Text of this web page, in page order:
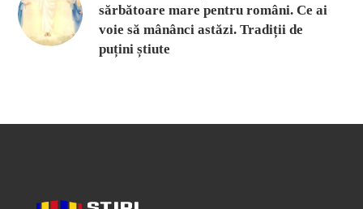
sărbătoare mare pentru români. Ce ai
voie să mânânci astăzi. Tradiții de
puțini știute